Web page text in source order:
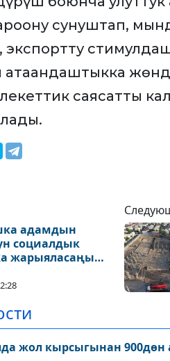
сунуштап,
экспортту
саясатты
адамдын
социалдык
жарыяласаңыз
жол кырсыгынан 900дөн